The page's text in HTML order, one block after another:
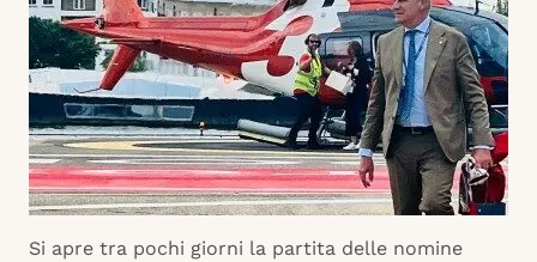
Si apre tra pochi giorni la partita delle nomine